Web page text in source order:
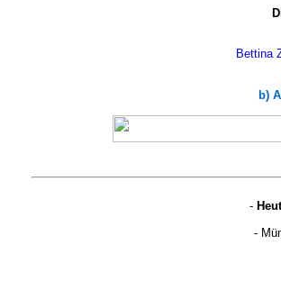
Bettina
b)
-
-